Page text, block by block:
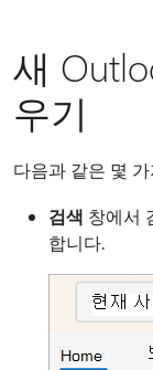
새
우기
다음과 같은 몇
검색 창에서
합니다.